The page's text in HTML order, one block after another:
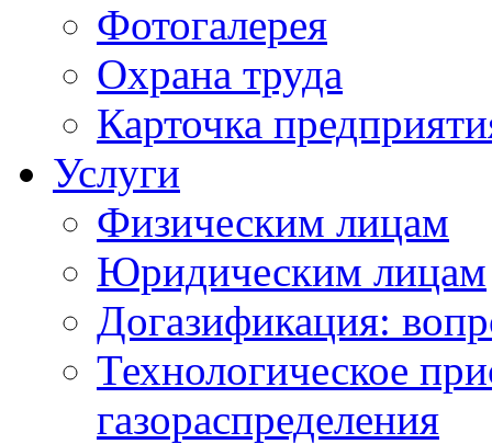
Фотогалерея
Охрана труда
Карточка
Услуги
Физическим лицам
Юридическим лицам
Догазификация:
Технологическое
газораспределения